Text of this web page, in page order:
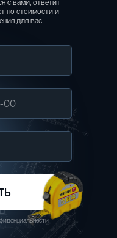
с вами, ответит
по стоимости и
для вас